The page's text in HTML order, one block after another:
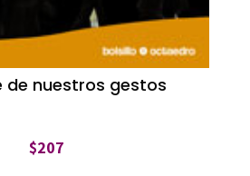
de nuestros gestos
$207